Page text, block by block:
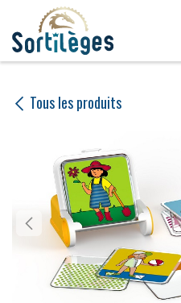
Se rendre au contenu
Tous les produits